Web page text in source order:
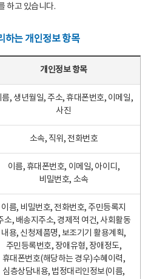
하고 있습니다.
하는 개인정보 항목
개인정보 항목
름, 생년월일, 주소, 휴대폰번호, 이메일,
사진
소속, 직위, 전화번호
이름, 휴대폰번호, 이메일, 아이디,
비밀번호, 소속
이름, 비밀번호, 전화번호, 주민등록지
소, 배송지주소, 경제적 여건, 사회활동
내용, 신청제품명, 보조기기 활용계획,
주민등록번호, 장애유형, 장애정도,
휴대폰번호(해당하는 경우)수혜이력,
심층상담내용, 법정대리인정보(이름,